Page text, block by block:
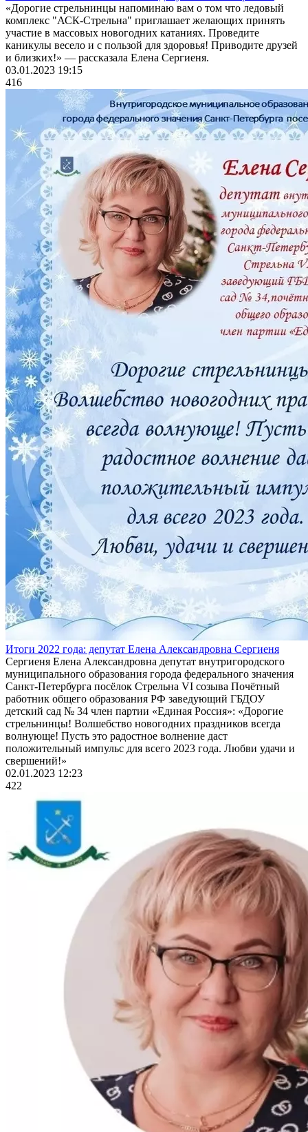
«Дорогие стрельнинцы напоминаю вам о том что ледовый
комплекс "АСК-Стрельна" приглашает желающих принять
участие в массовых новогодних катаниях. Проведите
каникулы весело и с пользой для здоровья! Приводите друзей
и близких!» — рассказала Елена Сергиеня.
03.01.2023 19:15
416
Итоги 2022 года: депутат Елена Александровна Сергиеня
Сергиеня Елена Александровна депутат внутригородского
муниципального образования города федерального значения
Санкт-Петербурга посёлок Стрельна VI созыва Почётный
работник общего образования РФ заведующий ГБДОУ
детский сад № 34 член партии «Единая Россия»: «Дорогие
стрельнинцы! Волшебство новогодних праздников всегда
волнующе! Пусть это радостное волнение даст
положительный импульс для всего 2023 года. Любви удачи и
свершений!»
02.01.2023 12:23
422